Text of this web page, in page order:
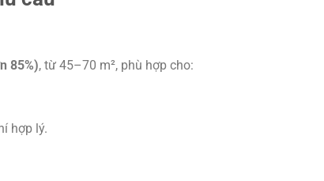
85%), từ 45–70 m², phù hợp cho:
hợp lý.